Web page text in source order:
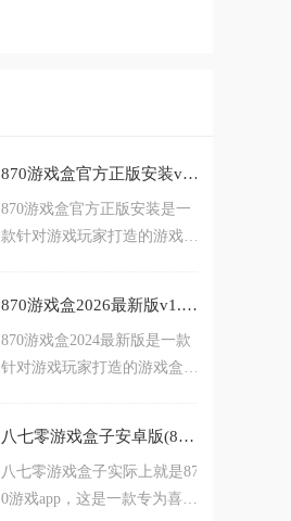
870游戏盒官方正版安装v1.8.6.7 安卓版
870游戏盒官方正版安装是一
款针对游戏玩家打造的游戏盒
变游戏机，画面清晰流畅，尽
享游戏乐趣！喜欢的朋友欢迎
前来下载体验。
870游戏盒2026最新版v1.8.6.7 安卓版
870游戏盒2024最新版是一款
针对游戏玩家打造的游戏盒子
玩到最新、最热游戏，喜欢的
朋友欢迎前来下载体验。
八七零游戏盒子安卓版(870游戏)v1.8.6.7 最新版
八七零游戏盒子实际上就是87
0游戏app，这是一款专为喜欢